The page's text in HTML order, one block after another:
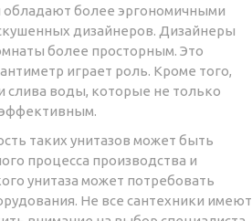
обладают более эргономичными
дизайнеров. Дизайнеры
более просторным. Это
играет роль. Кроме того,
воды, которые не только
таких унитазов может быть
процесса производства и
унитаза может потребовать
Не все сантехники имеют